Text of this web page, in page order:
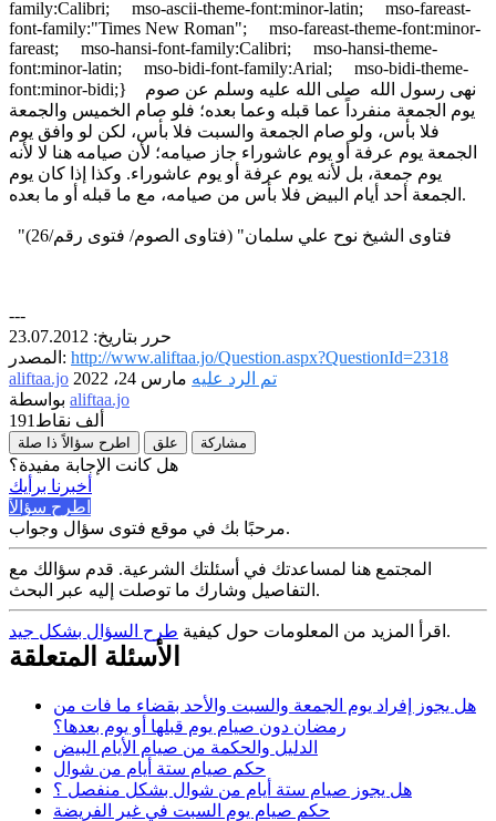
family:Calibri; mso-ascii-theme-font:minor-latin; mso-fareast-
font-family:"Times New Roman"; mso-fareast-theme-font:minor-
fareast; mso-hansi-font-family:Calibri; mso-hansi-theme-
font:minor-latin; mso-bidi-font-family:Arial; mso-bidi-theme-
font:minor-bidi;} نهى رسول الله صلى الله عليه وسلم عن صوم
يوم الجمعة منفرداً عما قبله وعما بعده؛ فلو صام الخميس والجمعة
فلا بأس، ولو صام الجمعة والسبت فلا بأس، لكن لو وافق يوم
الجمعة يوم عرفة أو يوم عاشوراء جاز صيامه؛ لأن صيامه هنا لا لأنه
يوم جمعة، بل لأنه يوم عرفة أو يوم عاشوراء. وكذا إذا كان يوم
الجمعة أحد أيام البيض فلا بأس من صيامه، مع ما قبله أو ما بعده.
"فتاوى الشيخ نوح علي سلمان" (فتاوى الصوم/ فتوى رقم/26)
---
حرر بتاريخ: 23.07.2012
المصدر: http://www.aliftaa.jo/Question.aspx?QuestionId=2318
aliftaa.jo
تم الرد عليه مارس 24، 2022
aliftaa.jo
191ألف نقاط
اطرح سؤالاً ذا صلة علق مشاركة
هل كانت الإجابة مفيدة؟
أخبرنا برأيك
اطرح سؤالاً
مرحبًا بك في موقع فتوى سؤال وجواب.
المجتمع هنا لمساعدتك في أسئلتك الشرعية. قدم سؤالك مع
التفاصيل وشارك ما توصلت إليه عبر البحث.
اقرأ المزيد من المعلومات حول كيفية طرح السؤال بشكل جيد .
الأسئلة المتعلقة
هل يجوز إفراد يوم الجمعة والسبت والأحد بقضاء ما فات من
رمضان دون صيام يوم قبلها أو يوم بعدها؟
الدليل والحكمة من صيام الأيام البيض
حكم صيام ستة أيام من شوال
هل يجوز صيام ستة أيام من شوال بشكل منفصل ؟
حكم صيام يوم السبت في غير الفريضة